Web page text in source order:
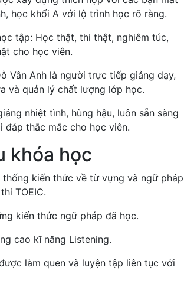
học khối A với lộ trình học rõ ràng.
tập: Học thật, thi thật, nghiêm túc,
cho học viên.
Vân Anh là người trực tiếp giảng dạy,
và quản lý chất lượng lớp học.
nhiệt tình, hùng hậu, luôn sẵn sàng
đáp thắc mắc cho học viên.
khóa học
thống kiến thức về từ vựng và ngữ pháp
TOEIC.
kiến thức ngữ pháp đã học.
cao kĩ năng Listening.
làm quen và luyện tập liên tục với